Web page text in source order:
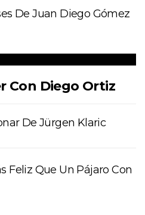
De Juan Diego Gómez
Con Diego Ortiz
De Jürgen Klaric
Feliz Que Un Pájaro Con